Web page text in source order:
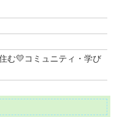
む💛コミュニティ・学び